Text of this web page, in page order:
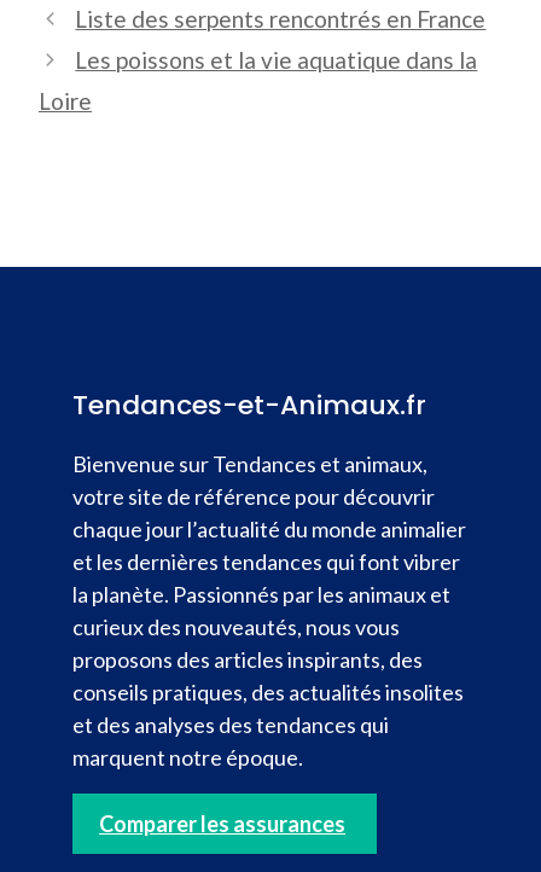
Liste des serpents rencontrés en France
Les poissons et la vie aquatique dans la
Loire
Tendances-et-Animaux.fr
Bienvenue sur Tendances et animaux,
votre site de référence pour découvrir
chaque jour l’actualité du monde animalier
et les dernières tendances qui font vibrer
la planète. Passionnés par les animaux et
curieux des nouveautés, nous vous
proposons des articles inspirants, des
conseils pratiques, des actualités insolites
et des analyses des tendances qui
marquent notre époque.
Comparer les assurances